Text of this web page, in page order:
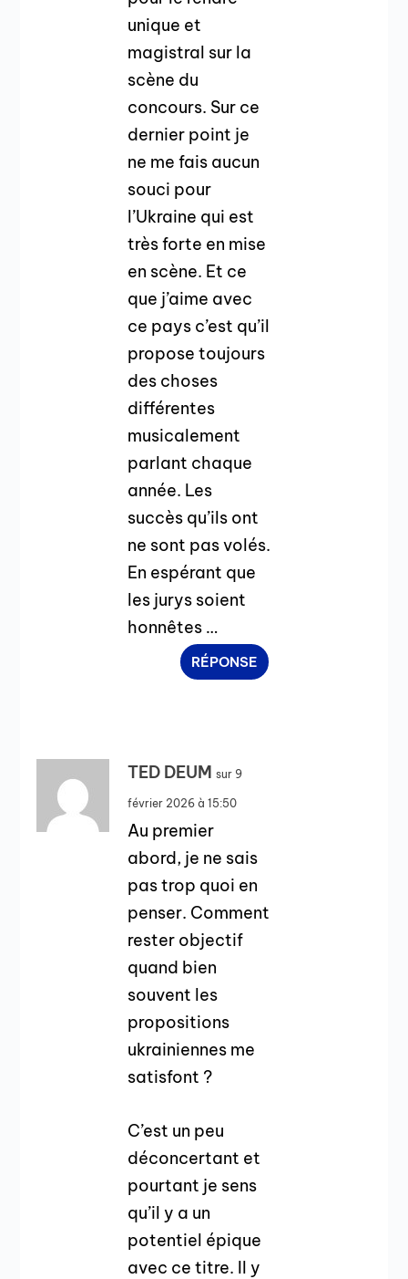
unique et
magistral sur la
scène du
concours. Sur ce
dernier point je
ne me fais aucun
souci pour
l’Ukraine qui est
très forte en mise
en scène. Et ce
que j’aime avec
ce pays c’est qu’il
propose toujours
des choses
différentes
musicalement
parlant chaque
année. Les
succès qu’ils ont
ne sont pas volés.
En espérant que
les jurys soient
honnêtes …
RÉPONSE
TED DEUM sur 9
février 2026 à 15:50
Au premier
abord, je ne sais
pas trop quoi en
penser. Comment
rester objectif
quand bien
souvent les
propositions
ukrainiennes me
satisfont ?
C’est un peu
déconcertant et
pourtant je sens
qu’il y a un
potentiel épique
avec ce titre. Il y